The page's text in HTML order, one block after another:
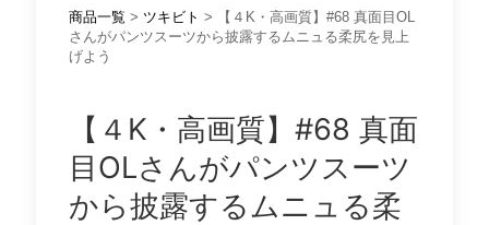
商品一覧 > ツキビト > 【４K・高画質】#68 真面目OL
さんがパンツスーツから披露するムニュる柔尻を見上
げよう
【４K・高画質】#68 真面
目OLさんがパンツスーツ
から披露するムニュる柔